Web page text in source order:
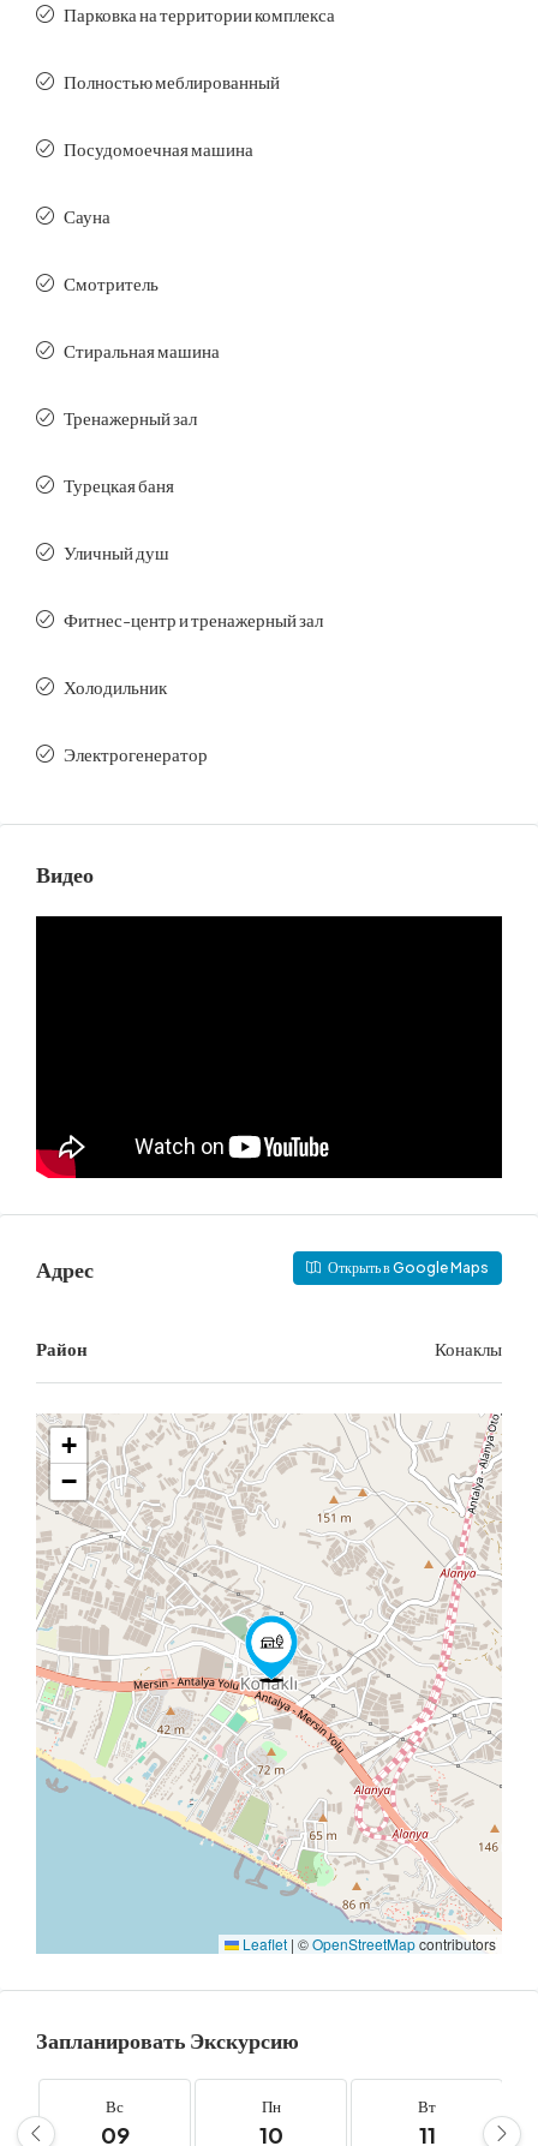
Парковка на территории комплекса
Полностью меблированный
Посудомоечная машина
Сауна
Смотритель
Стиральная машина
Тренажерный зал
Турецкая баня
Уличный душ
Фитнес-центр и тренажерный зал
Холодильник
Электрогенератор
Видео
Адрес Открыть в Google Maps
Район Конаклы
+
−
Leaflet | ©OpenStreetMapcontributors
Запланировать Экскурсию
Вс
09
Пн
10
Вт
11